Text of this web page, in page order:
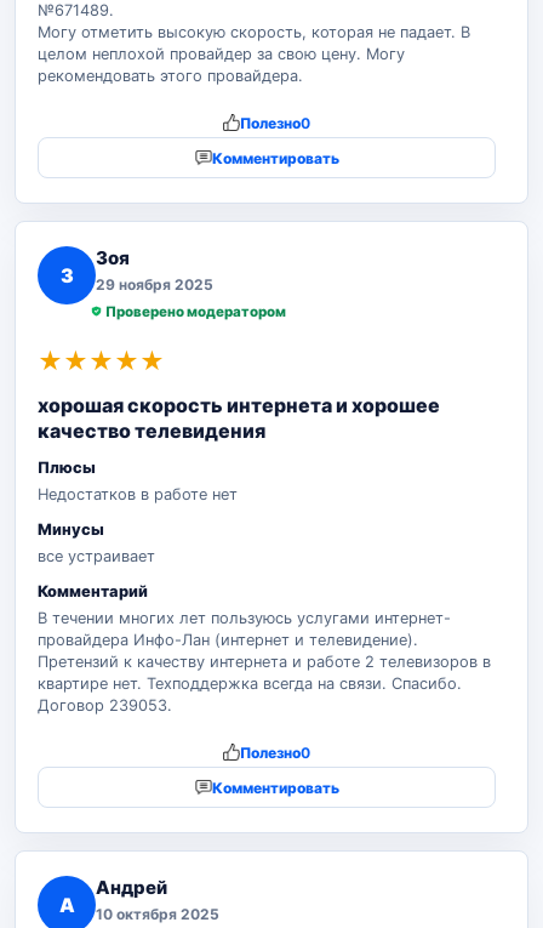
№671489.
Могу отметить высокую скорость, которая не падает. В
целом неплохой провайдер за свою цену. Могу
рекомендовать этого провайдера.
Полезно0
Комментировать
З
Зоя
29 ноября 2025
Проверено модератором
★★★★★
хорошая скорость интернета и хорошее
качество телевидения
Плюсы
Недостатков в работе нет
Минусы
все устраивает
Комментарий
В течении многих лет пользуюсь услугами интернет-
провайдера Инфо-Лан (интернет и телевидение).
Претензий к качеству интернета и работе 2 телевизоров в
квартире нет. Техподдержка всегда на связи. Спасибо.
Договор 239053.
Полезно0
Комментировать
А
Андрей
10 октября 2025